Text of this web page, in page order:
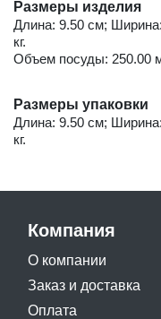
Размеры изделия
Длина: 9.50 см;
кг.
Объем посуды: 250.00
Размеры упаковки
Длина: 9.50 см;
кг.
Компания
О компании
Заказ и доставка
Оплата